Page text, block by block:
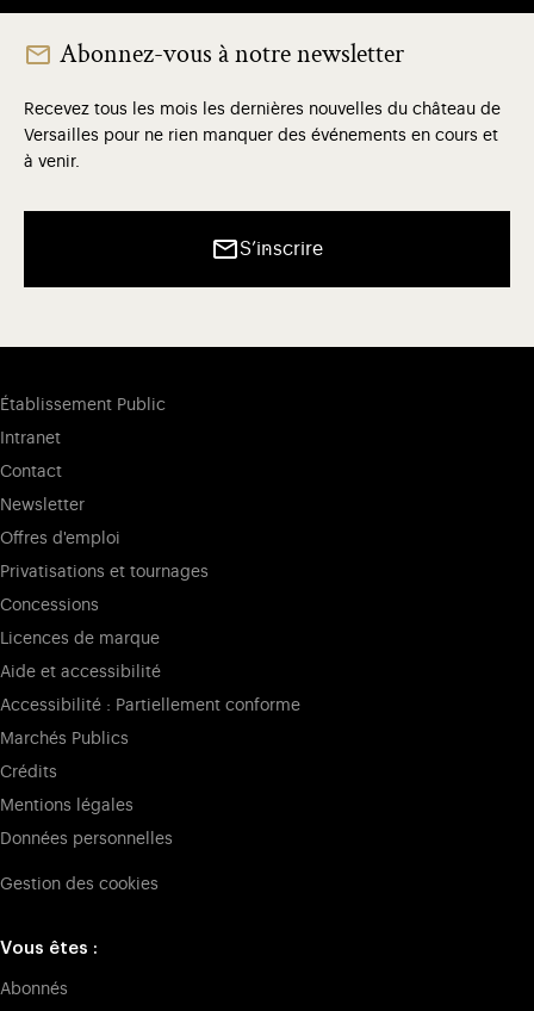
Abonnez-vous à notre newsletter
Recevez tous les mois les dernières nouvelles du château de
Versailles pour ne rien manquer des événements en cours et
à venir.
S’inscrire
Établissement Public
Intranet
Contact
Newsletter
Offres d'emploi
Privatisations et tournages
Concessions
Licences de marque
Aide et accessibilité
Accessibilité : Partiellement conforme
Marchés Publics
Crédits
Mentions légales
Données personnelles
Gestion des cookies
Vous êtes :
Abonnés